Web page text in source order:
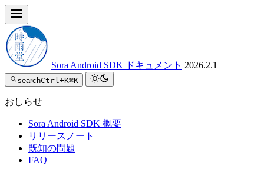
Sora Android SDK ドキュメント 2026.2.1
searchCtrl+K⌘K
おしらせ
Sora Android SDK 概要
リリースノート
既知の問題
FAQ